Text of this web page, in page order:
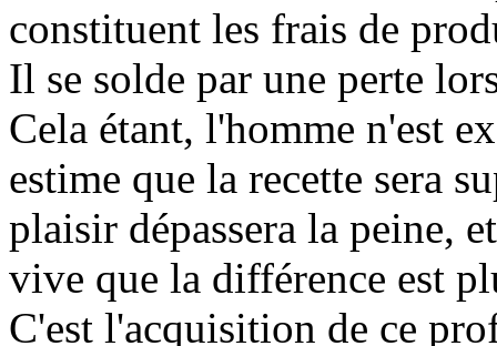
constituent les frais de
Il se solde par une perte
Cela étant, l'homme n'est
estime que la recette sera
plaisir dépassera la peine,
vive que la différence est
C'est l'acquisition de ce